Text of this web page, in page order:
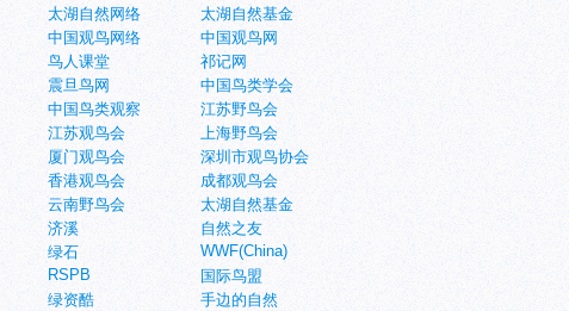
太湖自然网络
太湖自然基金
中国观鸟网络
中国观鸟网
鸟人课堂
祁记网
震旦鸟网
中国鸟类学会
中国鸟类观察
江苏野鸟会
江苏观鸟会
上海野鸟会
厦门观鸟会
深圳市观鸟协会
香港观鸟会
成都观鸟会
云南野鸟会
太湖自然基金
济溪
自然之友
绿石
WWF(China)
RSPB
国际鸟盟
绿资酷
手边的自然